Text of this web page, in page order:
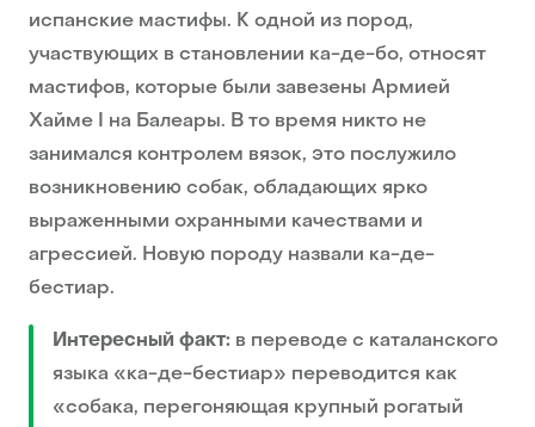
испанские мастифы. К одной из пород,
участвующих в становлении ка-де-бо, относят
мастифов, которые были завезены Армией
Хайме I на Балеары. В то время никто не
занимался контролем вязок, это послужило
возникновению собак, обладающих ярко
выраженными охранными качествами и
агрессией. Новую породу назвали ка-де-
бестиар.
Интересный факт: в переводе с каталанского
языка «ка-де-бестиар» переводится как
«собака, перегоняющая крупный рогатый